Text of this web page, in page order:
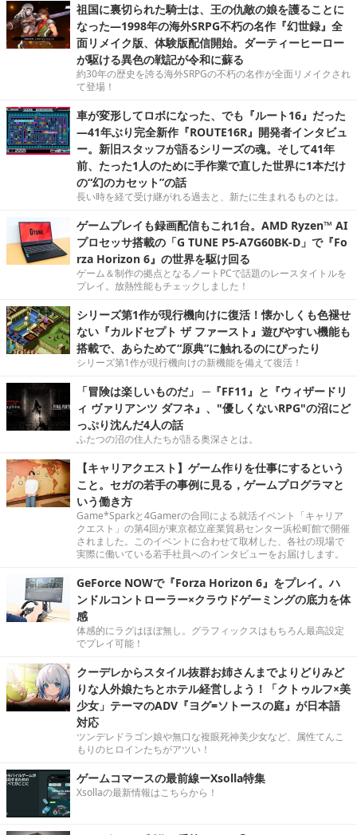
祖国に裏切られた騎士は、王の仇敵の娘を護ることに
なった―1998年の海外SRPG不朽の名作『幻世録』全
面リメイク版、体験版配信開始。ダーティーヒーロー
が駆ける異色の戦記が令和に蘇る
約30年の歴史を誇る海外SRPGの不朽の名作が全面リメイクされ
て登場！
車が変形してロボになった、でも『ルート16』だった
―41年ぶり完全新作『ROUTE16R』開発者インタビュ
ー。新旧スタッフが語るシリーズの魂。そして41年
前、たった1人のために手作業で直した世界に1本だけ
の“幻のカセット”の話
長い時を経て受け継がれる過去と、新たに生まれるものとは。
ゲームプレイも録画配信もこれ1台。AMD Ryzen™ AI
プロセッサ搭載の「G TUNE P5-A7G60BK-D」で『Fo
rza Horizon 6』の世界を駆け回る
ゲーム＆制作の拠点となるノートPCで話題のレースタイトルを
プレイ。放熱性能もチェックしました！
シリーズ第1作が現行機向けに復活！懐かしくも色褪せ
ない『カルドセプト ザ ファースト』遊びやすい機能も
搭載で、あらためて“原典”に触れるのにぴったり
シリーズ第1作が現行機向けの新機能を備えて復活！
「冒険は楽しいものだ」 ─『FF11』と『ウィザードリ
ィ ヴァリアンツ ダフネ』、"優しくないRPG"の沼にど
っぷり沈んだ4人の話
ふたつの沼の住人たちが語る奥深さとは。
【キャリアクエスト】ゲーム作りを仕事にするという
こと。セガの若手の事例に見る，ゲームプログラマと
いう働き方
Game*Sparkと4Gamerの合同による就活イベント「キャリア
クエスト」の第4回が東京都立産業貿易センター浜松町館で開催
されました。このイベントに合わせて取材した、各社の現場で
実際に働いている若手社員へのインタビューをお届けします。
GeForce NOWで『Forza Horizon 6』をプレイ。ハ
ンドルコントローラー×クラウドゲーミングの底力を体
感
体感的にラグはほぼ無し。グラフィックスはもちろん最高設定
でプレイ可能！
クーデレからスタイル抜群お姉さんまでよりどりみど
りな人外娘たちとホテル経営しよう！「クトゥルフ×美
少女」テーマのADV『ヨグ=ソトースの庭』が日本語
対応
ツンデレドラゴン娘や無口な複眼死神美少女など、属性てんこ
もりのヒロインたちがアツい！
ゲームコマースの最前線ーXsolla特集
Xsollaの最新情報はこちらから！